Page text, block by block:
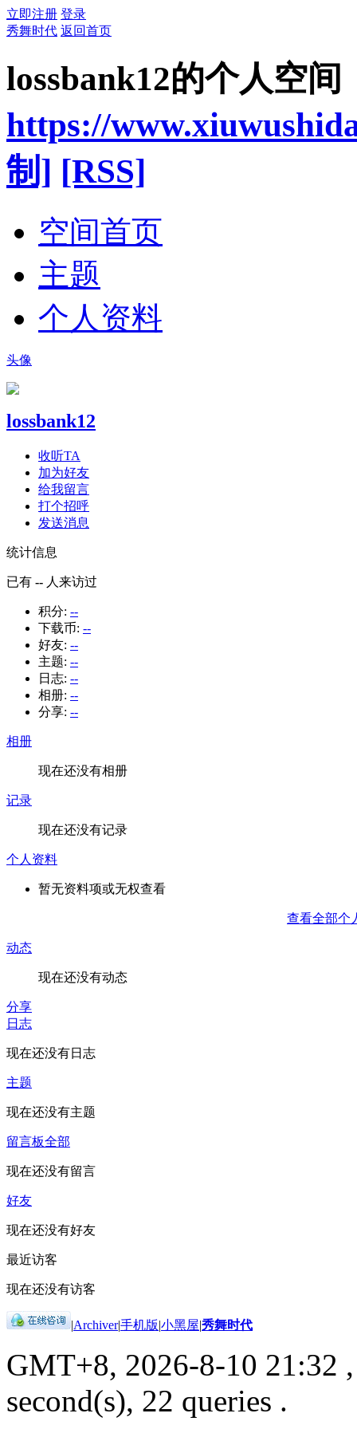
立即注册 登录
秀舞时代 返回首页
lossbank12的个人空间
https://
制] [RSS]
空间首页
主题
个人资料
头像
lossbank12
收听TA
加为好友
给我留言
打个招呼
发送消息
统计信息
已有 -- 人来访过
积分: --
下载币: --
好友: --
主题: --
日志: --
相册: --
分享: --
相册
现在还没有相册
记录
现在还没有记录
个人资料
暂无资料项或无权查看
查看全部个
动态
现在还没有动态
分享
日志
现在还没有日志
主题
现在还没有主题
留言板全部
现在还没有留言
好友
现在还没有好友
最近访客
现在还没有访客
|Archiver|手机版|小黑屋|秀舞时代
GMT+8, 2026-8-10 21:32
second(s), 22 queries .